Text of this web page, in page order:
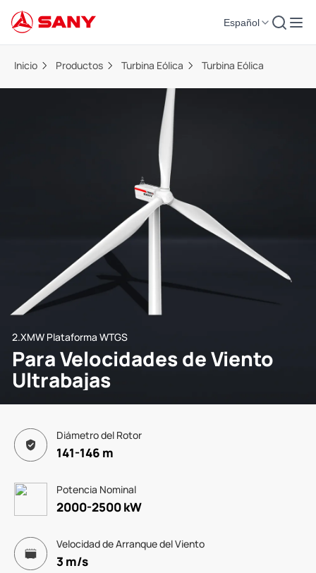
Español
Inicio Productos Turbina Eólica Turbina Eólica
2.XMW Plataforma WTGS
Para Velocidades de Viento
Ultrabajas
Diámetro del Rotor
141-146 m
Potencia Nominal
2000-2500 kW
Velocidad de Arranque del Viento
3 m/s